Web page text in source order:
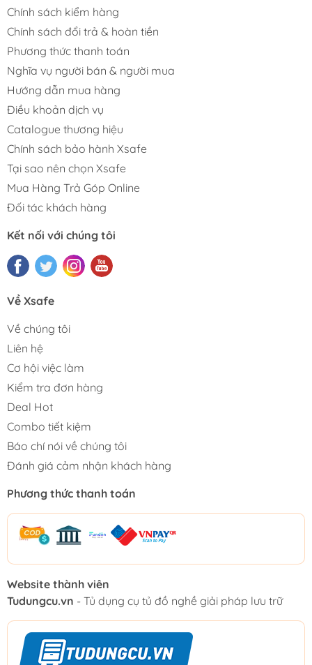
Chính sách kiểm hàng
Chính sách đổi trả & hoàn tiền
Phương thức thanh toán
Nghĩa vụ người bán & người mua
Hướng dẫn mua hàng
Điều khoản dịch vụ
Catalogue thương hiệu
Chính sách bảo hành Xsafe
Tại sao nên chọn Xsafe
Mua Hàng Trả Góp Online
Đối tác khách hàng
Kết nối với chúng tôi
Về Xsafe
Về chúng tôi
Liên hệ
Cơ hội việc làm
Kiểm tra đơn hàng
Deal Hot
Combo tiết kiệm
Báo chí nói về chúng tôi
Đánh giá cảm nhận khách hàng
Phương thức thanh toán
Website thành viên
Tudungcu.vn - Tủ dụng cụ tủ đồ nghề giải pháp lưu trữ